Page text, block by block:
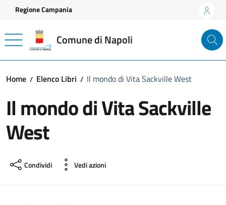
Vai ai contenuti
Vai al footer
Regione Campania
Comune di Napoli
Home Elenco Libri Il mondo di Vita Sackville West
Il mondo di Vita Sackville
West
Condividi Vedi azioni